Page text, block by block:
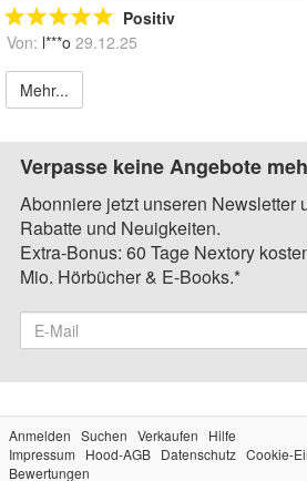
Positiv
Von: l***o 29.12.25
Mehr...
Verpasse keine Angebote
Abonniere jetzt unseren Newsletter
Rabatte und Neuigkeiten.
Extra-Bonus: 60 Tage Nextory
Mio. Hörbücher & E-Books.*
Anmelden Suchen Verkaufen
Hilfe
Impressum
Hood-AGB Datenschutz Cookie-
Bewertungen